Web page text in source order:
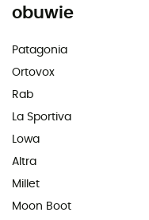
obuwie
Patagonia
Ortovox
Rab
La Sportiva
Lowa
Altra
Millet
Moon Boot